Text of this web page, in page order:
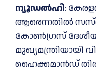
ന്യൂഡല്‍ഹി:
ആരെന്നതിൽ
കോൺഗ്രസ്
മുഖ്യമന്ത്രിയായി
ഹൈക്കമാൻഡ്